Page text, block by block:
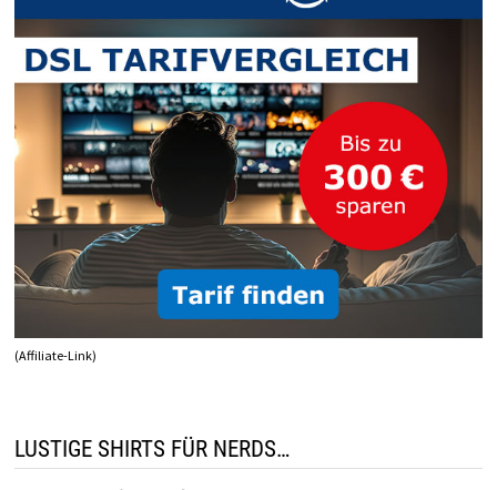
(Affiliate-Link)
LUSTIGE SHIRTS FÜR NERDS…